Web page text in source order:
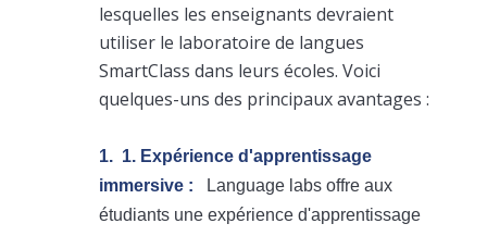
lesquelles les enseignants devraient
utiliser le laboratoire de langues
SmartClass dans leurs écoles. Voici
quelques-uns des principaux avantages :
1. 1. Expérience d'apprentissage
immersive :
Language labs offre aux
étudiants une expérience d'apprentissage